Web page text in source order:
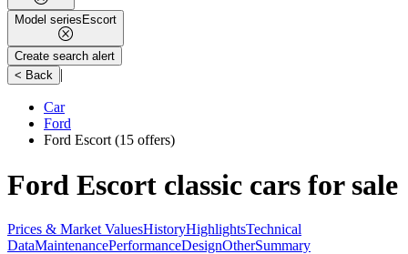
Model series Escort
Create search alert
< Back |
Car
Ford
Ford Escort (15 offers)
Ford Escort classic cars for sale
Prices & Market ValuesHistoryHighlightsTechnical
DataMaintenancePerformanceDesignOtherSummary